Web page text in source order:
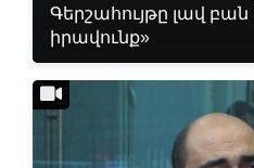
Գերշահույթը լավ
իրավունք»